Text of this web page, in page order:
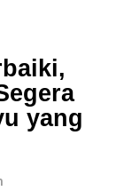
yang